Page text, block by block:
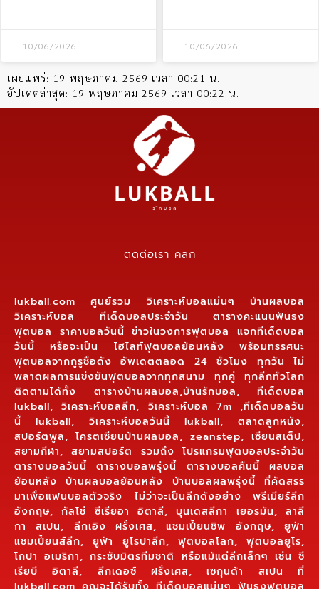
10/06/2026 10/06/2026
เผยแพร่: 19 พฤษภาคม 2569 เวลา 00:21 น.
อัปเดตล่าสุด: 19 พฤษภาคม 2569 เวลา 00:22 น.
ติดต่อเรา คลิก
lukball.com ศูนย์รวม วิเคราะห์บอลแม่นๆ บ้านผลบอล
วิเคราะห์บอล ทีเด็ดบอลประจำวัน ตารางคะแนนฟันธง
ฟุตบอล ราคาบอลวันนี้ ข่าวในวงการฟุตบอล แจกทีเด็ดบอล
วันนี้ หรือจะเป็น ไฮไลท์ฟุตบอลย้อนหลัง พร้อมทรรศนะ
ฟุตบอลจากกูรูชื่อดัง อัพเดตตลอด 24 ชั่วโมง ทุกวัน ไม่
พลาดผลการแข่งขันฟุตบอลจากทุกสนาม ทุกคู่ ทุกลีกทั่วโลก
ติดตามได้ทั้ง ตารางบ้านผลบอล,บ้านรักบอล, ทีเด็ดบอล
lukball, วิเคราะห์บอลลีก, วิเคราะห์บอล 7m ,ทีเด็ดบอลวัน
นี้ lukball, วิเคราะห์บอลวันนี้ lukball, ตลาดลูกหนัง,
สปอร์ตพูล, โครตเซียนบ้านผลบอล, zeanstep, เซียนสเต็ป,
สยามกีฬา, สยามสปอร์ต รวมถึง โปรแกรมฟุตบอลประจำวัน
ตารางบอลวันนี้ ตารางบอลพรุ่งนี้ ตารางบอลคืนนี้ ผลบอล
ย้อนหลัง บ้านผลบอลย้อนหลัง บ้านบอลผลพรุ่งนี้ ที่คัดสรร
มาเพื่อแฟนบอลตัวจริง ไม่ว่าจะเป็นลีกดังอย่าง พรีเมียร์ลีก
อังกฤษ, กัลโช่ ซีเรียอา อิตาลี, บุนเดสลีกา เยอรมัน, ลาลี
กา สเปน, ลีกเอิง ฝรั่งเศส, แชมเปี้ยนชิพ อังกฤษ, ยูฟ่า
แชมเปี้ยนส์ลีก, ยูฟ่า ยูโรปาลีก, ฟุตบอลโลก, ฟุตบอลยูโร,
โกปา อเมริกา, กระชับมิตรทีมชาติ หรือแม้แต่ลีกเล็กๆ เช่น ซี
เรียบี อิตาลี, ลีกเดอซ์ ฝรั่งเศส, เซกุนด้า สเปน ที่